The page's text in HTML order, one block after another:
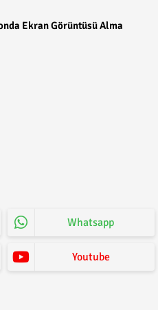
Ekran Görüntüsü Alma
Whatsapp
Youtube